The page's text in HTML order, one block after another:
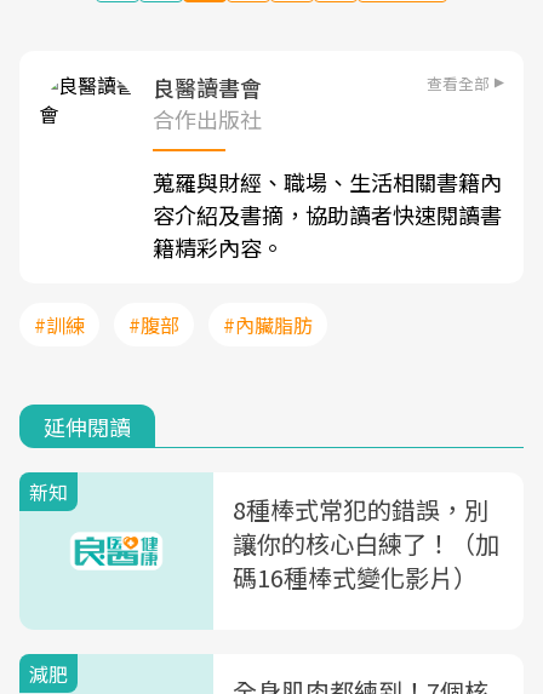
良醫讀書會 查看全部
合作出版社
蒐羅與財經、職場、生活相關書籍內
容介紹及書摘，協助讀者快速閱讀書
籍精彩內容。
#訓練 #腹部 #內臟脂肪
延伸閱讀
新知
8種棒式常犯的錯誤，別
讓你的核心白練了！（加
碼16種棒式變化影片）
減肥